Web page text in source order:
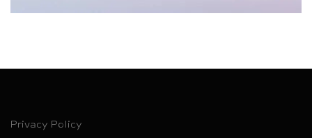
Privacy Policy